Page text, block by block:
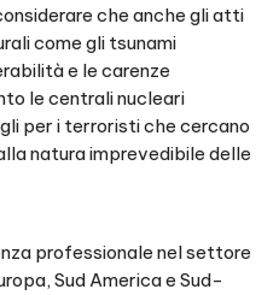
che anche gli atti
come gli tsunami
e le carenze
le centrali nucleari
per i terroristi che cercano
natura imprevedibile delle
professionale nel settore
Sud America e Sud-